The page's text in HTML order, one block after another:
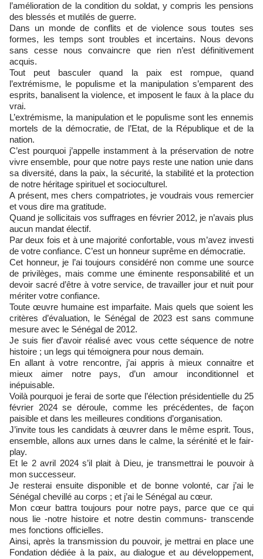
l’amélioration de la condition du soldat, y compris les pensions
des blessés et mutilés de guerre.
Dans un monde de conflits et de violence sous toutes ses
formes, les temps sont troubles et incertains. Nous devons
sans cesse nous convaincre que rien n’est définitivement
acquis.
Tout peut basculer quand la paix est rompue, quand
l’extrémisme, le populisme et la manipulation s’emparent des
esprits, banalisent la violence, et imposent le faux à la place du
vrai.
L’extrémisme, la manipulation et le populisme sont les ennemis
mortels de la démocratie, de l’Etat, de la République et de la
nation.
C’est pourquoi j’appelle instamment à la préservation de notre
vivre ensemble, pour que notre pays reste une nation unie dans
sa diversité, dans la paix, la sécurité, la stabilité et la protection
de notre héritage spirituel et socioculturel.
A présent, mes chers compatriotes, je voudrais vous remercier
et vous dire ma gratitude.
Quand je sollicitais vos suffrages en février 2012, je n’avais plus
aucun mandat électif.
Par deux fois et à une majorité confortable, vous m’avez investi
de votre confiance. C’est un honneur suprême en démocratie.
Cet honneur, je l’ai toujours considéré non comme une source
de privilèges, mais comme une éminente responsabilité et un
devoir sacré d’être à votre service, de travailler jour et nuit pour
mériter votre confiance.
Toute œuvre humaine est imparfaite. Mais quels que soient les
critères d’évaluation, le Sénégal de 2023 est sans commune
mesure avec le Sénégal de 2012.
Je suis fier d’avoir réalisé avec vous cette séquence de notre
histoire ; un legs qui témoignera pour nous demain.
En allant à votre rencontre, j’ai appris à mieux connaitre et
mieux aimer notre pays, d’un amour inconditionnel et
inépuisable.
Voilà pourquoi je ferai de sorte que l’élection présidentielle du 25
février 2024 se déroule, comme les précédentes, de façon
paisible et dans les meilleures conditions d’organisation.
J’invite tous les candidats à œuvrer dans le même esprit. Tous,
ensemble, allons aux urnes dans le calme, la sérénité et le fair-
play.
Et le 2 avril 2024 s’il plait à Dieu, je transmettrai le pouvoir à
mon successeur.
Je resterai ensuite disponible et de bonne volonté, car j’ai le
Sénégal chevillé au corps ; et j’ai le Sénégal au cœur.
Mon cœur battra toujours pour notre pays, parce que ce qui
nous lie -notre histoire et notre destin communs- transcende
mes fonctions officielles.
Ainsi, après la transmission du pouvoir, je mettrai en place une
Fondation dédiée à la paix, au dialogue et au développement,